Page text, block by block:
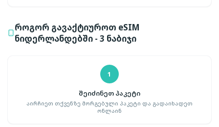
როგორ გავაქტიუროთ eSIM
ნიდერლანდებში - 3 ნაბიჯი
1
შეიძინეთ პაკეტი
აირჩიეთ თქვენზე მორგებული პაკეტი და გადაიხადეთ
ონლაინ